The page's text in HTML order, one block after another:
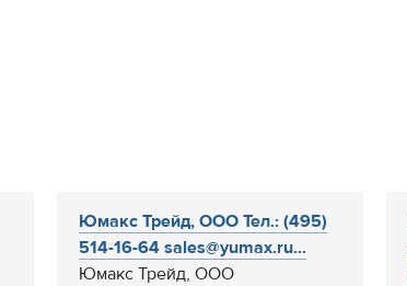
Юмакс Трейд, ООО Тел.: (495)
514-16-64 sales@yumax.ru...
Юмакс Трейд, ООО